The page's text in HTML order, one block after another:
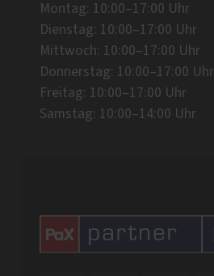
Montag: 10:00–17:00 Uhr
Dienstag: 10:00–17:00 Uhr
Mittwoch: 10:00–17:00 Uhr
Donnerstag: 10:00–17:00 Uhr
Freitag: 10:00–17:00 Uhr
Samstag: 10:00–14:00 Uhr